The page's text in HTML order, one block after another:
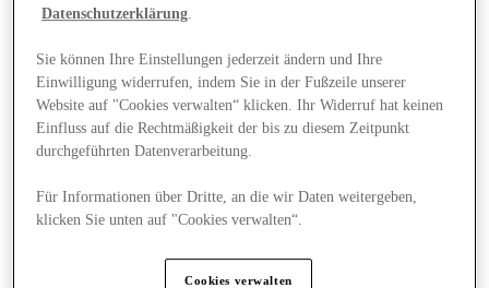
Angebote
Datenschutzerklärung
Sie können Ihre Einstellungen jederzeit ändern und Ihre
Einwilligung widerrufen, indem Sie in der Fußzeile unserer
Website auf "Cookies verwalten“ klicken. Ihr Widerruf hat keinen
Einfluss auf die Rechtmäßigkeit der bis zu diesem Zeitpunkt
durchgeführten Datenverarbeitung.
Für Informationen über Dritte, an die wir Daten weitergeben,
klicken Sie unten auf "Cookies verwalten“.
Cookies verwalten